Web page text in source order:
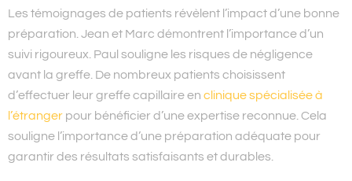
Les témoignages de patients révèlent l’impact d’une bonne
préparation. Jean et Marc démontrent l’importance d’un
suivi rigoureux. Paul souligne les risques de négligence
avant la greffe. De nombreux patients choisissent
d’effectuer leur greffe capillaire en clinique spécialisée à
l’étranger pour bénéficier d’une expertise reconnue. Cela
souligne l’importance d’une préparation adéquate pour
garantir des résultats satisfaisants et durables.